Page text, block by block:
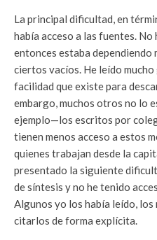
La principal dificultad, en
había acceso a las fuentes.
entonces estaba dependiendo
ciertos vacíos. He leído
facilidad que existe para
embargo, muchos otros no lo
ejemplo—los escritos por
tienen menos acceso a estos
quienes trabajan desde la
presentado la siguiente
de síntesis y no he tenido
Algunos yo los había leído,
citarlos de forma explícita.